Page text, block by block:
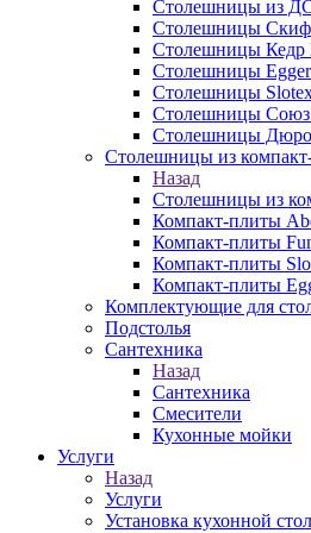
Столешницы из
Столешницы Скиф
Столешницы Кедр
Столешницы
Столешницы
Столешницы Союз
Столешницы
Столешницы из
Назад
Столешницы из
Компакт-плиты
Компакт-плиты
Компакт-плиты
Компакт-плиты
Комплектующие для
Подстолья
Сантехника
Назад
Сантехника
Смесители
Кухонные мойки
Услуги
Назад
Услуги
Установка кухонной